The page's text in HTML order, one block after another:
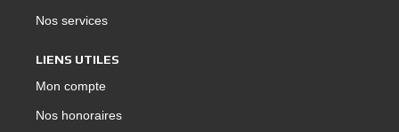
Nos services
LIENS UTILES
Mon compte
Nos honoraires